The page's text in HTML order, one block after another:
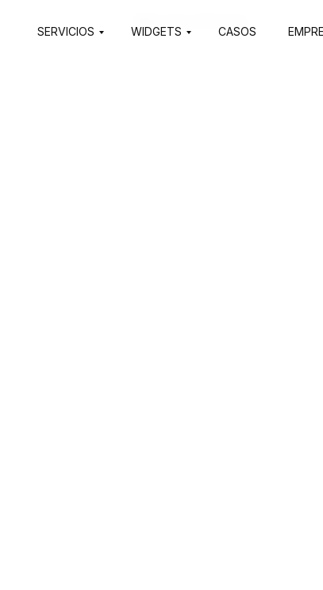
SERVICIOS WIDGETS CASOS